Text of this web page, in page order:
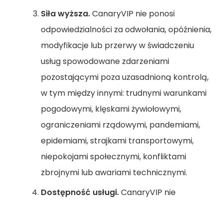
Siła wyższa.CanaryVIP nie ponosi
odpowiedzialności za odwołania, opóźnienia,
modyfikacje lub przerwy w świadczeniu
usług spowodowane zdarzeniami
pozostającymi poza uzasadnioną kontrolą,
w tym między innymi: trudnymi warunkami
pogodowymi, klęskami żywiołowymi,
ograniczeniami rządowymi, pandemiami,
epidemiami, strajkami transportowymi,
niepokojami społecznymi, konfliktami
zbrojnymi lub awariami technicznymi.
Dostępność usługi.CanaryVIP nie